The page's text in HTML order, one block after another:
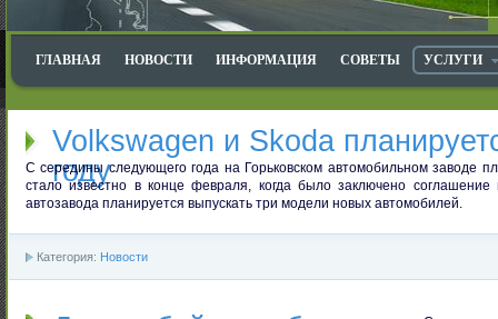
ГЛАВНАЯ НОВОСТИ ИНФОРМАЦИЯ СОВЕТЫ УСЛУГИ
Volkswagen и Skoda
году
С середины следующего года на Горьковском автомобильном заводе
стало известно в конце февраля, когда было заключено
автозавода планируется выпускать три модели новых автомобилей.
Категория: Новости